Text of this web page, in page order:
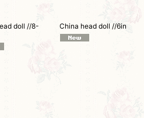
doll //8-
China head doll //6in